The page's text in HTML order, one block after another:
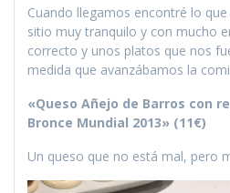
Cuando llegamos encontré lo
sitio muy tranquilo y con mucho
correcto y unos platos que nos
medida que avanzábamos la
«Queso Añejo de Barros con
Bronce Mundial 2013» (11€)
Un queso que no está mal, pero